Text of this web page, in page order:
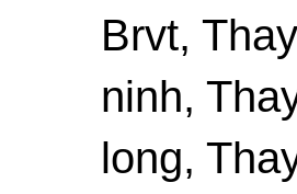
Brvt,
ninh,
long,